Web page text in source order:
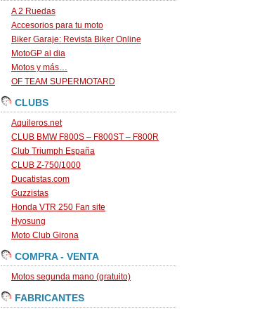
A 2 Ruedas
Accesorios para tu moto
Biker Garaje: Revista Biker Online
MotoGP al dia
Motos y más…
OF TEAM SUPERMOTARD
CLUBS
Aquileros.net
CLUB BMW F800S – F800ST – F800R
Club Triumph España
CLUB Z-750/1000
Ducatistas.com
Guzzistas
Honda VTR 250 Fan site
Hyosung
Moto Club Girona
COMPRA - VENTA
Motos segunda mano (gratuito)
FABRICANTES